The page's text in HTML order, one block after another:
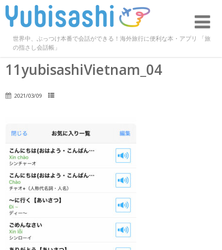
世界中、ぶっつけ本番で会話ができる！海外旅行に便利な本・アプリ 「旅
の指さし会話帳」
11yubisashiVietnam_04
2021/03/09